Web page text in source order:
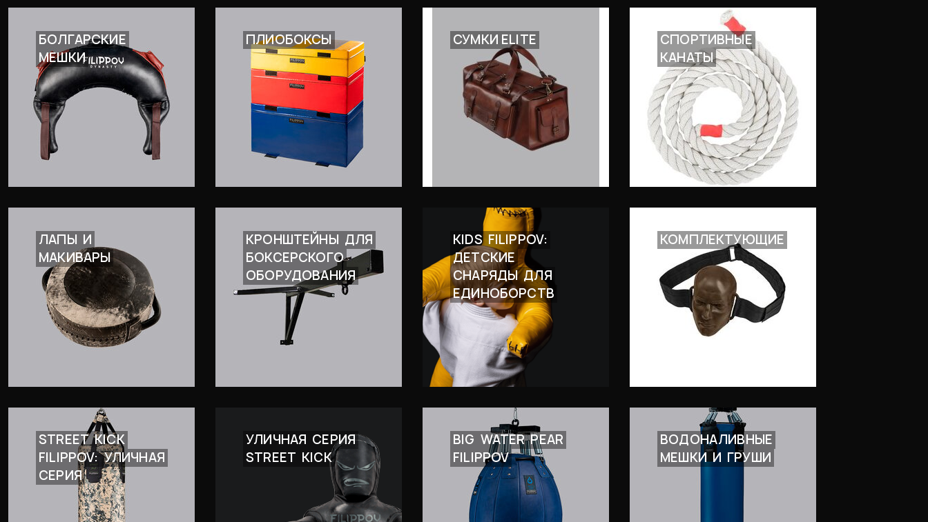
БОЛГАРСКИЕ
МЕШКИ
ПЛИОБОКСЫ СУМКИ ELITE
СПОРТИВНЫЕ
КАНАТЫ
ЛАПЫ И
МАКИВАРЫ
КРОНШТЕЙНЫ ДЛЯ
БОКСЕРСКОГО
ОБОРУДОВАНИЯ
KIDS FILIPPOV:
ДЕТСКИЕ
СНАРЯДЫ ДЛЯ
ЕДИНОБОРСТВ
КОМПЛЕКТУЮЩИЕ
STREET KICK
FILIPPOV: УЛИЧНАЯ
СЕРИЯ
УЛИЧНАЯ СЕРИЯ
STREET KICK
BIG WATER PEAR
FILIPPOV
ВОДОНАЛИВНЫЕ
МЕШКИ И ГРУШИ